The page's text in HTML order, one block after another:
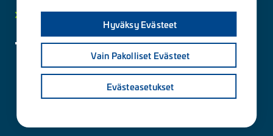
Yksityisyydensuoja ja tietosuojaselosteet
Hyväksy Evästeet
Vain Pakolliset Evästeet
Evästeasetukset